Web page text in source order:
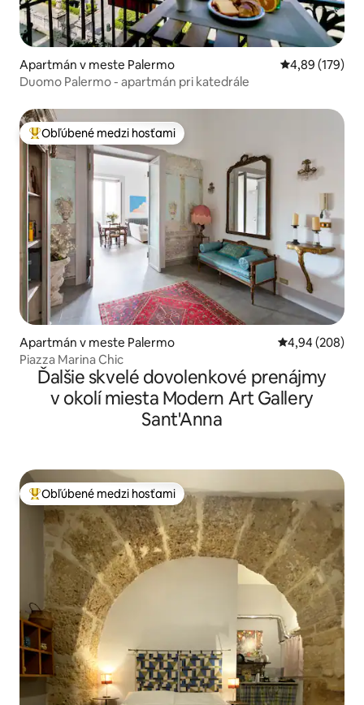
Apartmán v meste Palermo Priemerné
4,89 (179)
Duomo Palermo - apartmán pri katedrále
Najobľúbenejšie medzi hosťami
Obľúbené medzi hosťami
Apartmán v meste Palermo Priemerné
4,94 (208)
Piazza Marina Chic
Ďalšie skvelé dovolenkové prenájmy
v okolí miesta Modern Art Gallery
Sant'Anna
Najobľúbenejšie medzi hosťami
Obľúbené medzi hosťami